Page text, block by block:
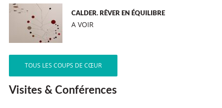
CALDER. RÊVER EN ÉQUILIBRE
A VOIR
TOUS LES COUPS DE CŒUR
Visites & Conférences